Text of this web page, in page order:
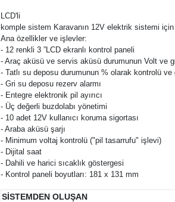
LCD'li
komple sistem Karavanın 12V elektrik sistemi
Ana özellikler ve işlevler:
- 12 renkli 3 ”LCD ekranlı kontrol paneli
- Araç aküsü ve servis aküsü durumunun Volt ve
- Tatlı su deposu durumunun % olarak kontrolü ve
- Gri su deposu rezerv alarmı
- Entegre elektronik pil ayırıcı
- Üç değerli buzdolabı yönetimi
- 10 adet 12V kullanıcı koruma sigortası
- Araba aküsü şarjı
- Minimum voltaj kontrolü ("pil tasarrufu" işlevi)
- Dijital saat
- Dahili ve harici sıcaklık göstergesi
- Kontrol paneli boyutları: 181 x 131 mm
SİSTEMDEN OLUŞAN